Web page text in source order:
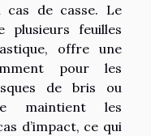
cas de casse. Le
plusieurs feuilles
offre une
pour les
de bris ou
maintient les
d’impact, ce qui